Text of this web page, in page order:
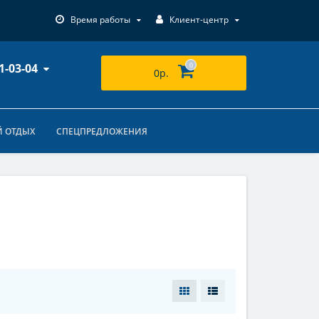
Время работы Клиент-центр
03-04 0р.
0
ОТДЫХ СПЕЦПРЕДЛОЖЕНИЯ